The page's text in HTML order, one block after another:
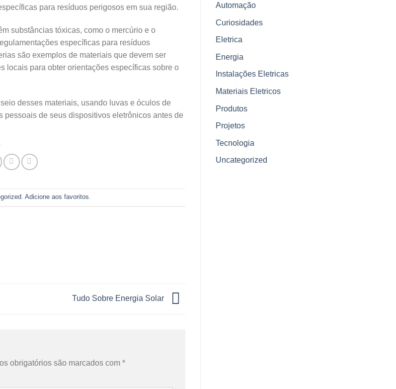
para resíduos perigosos em sua região.
substâncias tóxicas, como o mercúrio e o
específicas para resíduos
são exemplos de materiais que devem ser
locais para obter orientações específicas sobre o
desses materiais, usando luvas e óculos de
pessoais de seus dispositivos eletrônicos antes de
.Adicione aos favoritos.
Tudo Sobre Energia Solar
obrigatórios são marcados com *
Automação
Curiosidades
Eletrica
Energia
Instalações Eletricas
Materiais Eletricos
Produtos
Projetos
Tecnologia
Uncategorized